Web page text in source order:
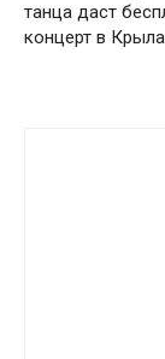
танца даст
концерт в